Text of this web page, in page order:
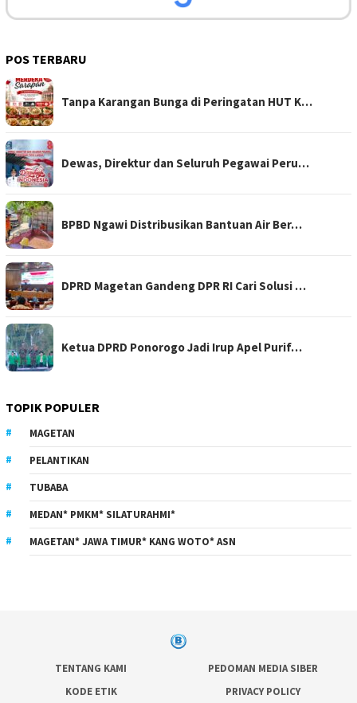
POS TERBARU
Tanpa Karangan Bunga di Peringatan HUT K…
Dewas, Direktur dan Seluruh Pegawai Peru…
BPBD Ngawi Distribusikan Bantuan Air Ber…
DPRD Magetan Gandeng DPR RI Cari Solusi …
Ketua DPRD Ponorogo Jadi Irup Apel Purif…
TOPIK POPULER
MAGETAN
PELANTIKAN
TUBABA
MEDAN* PMKM* SILATURAHMI*
MAGETAN* JAWA TIMUR* KANG WOTO* ASN
TENTANG KAMI
PEDOMAN MEDIA SIBER
KODE ETIK
PRIVACY POLICY